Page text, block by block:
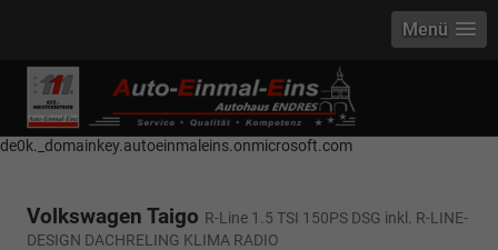
------------ Host Name : selector1._domainkey Points to address or value:
selector1-aee-de0k._domainkey.autoeinmaleins.onmicrosoft.com Host
Name : selector2._domainkey Points to address or value: selector2-aee-
de0k._domainkey.autoeinmaleins.onmicrosoft.com
Menü
Volkswagen Taigo R-Line 1.5 TSI 150PS DSG inkl. R-LINE-
DESIGN DACHRELING KLIMA RADIO